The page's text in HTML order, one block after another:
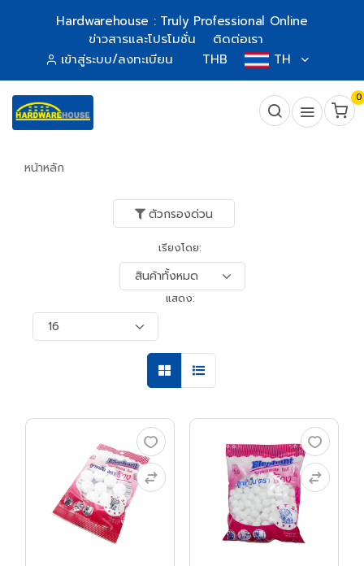
Hardwarehouse : Truly Professional Online
ข่าวสารและโปรโมชั่น
ติดต่อเรา
เข้าสู่ระบบ/ลงทะเบียน
THB TH
0
หน้าหลัก
ตัวกรองด่วน
เรียงโดย:
แสดง: